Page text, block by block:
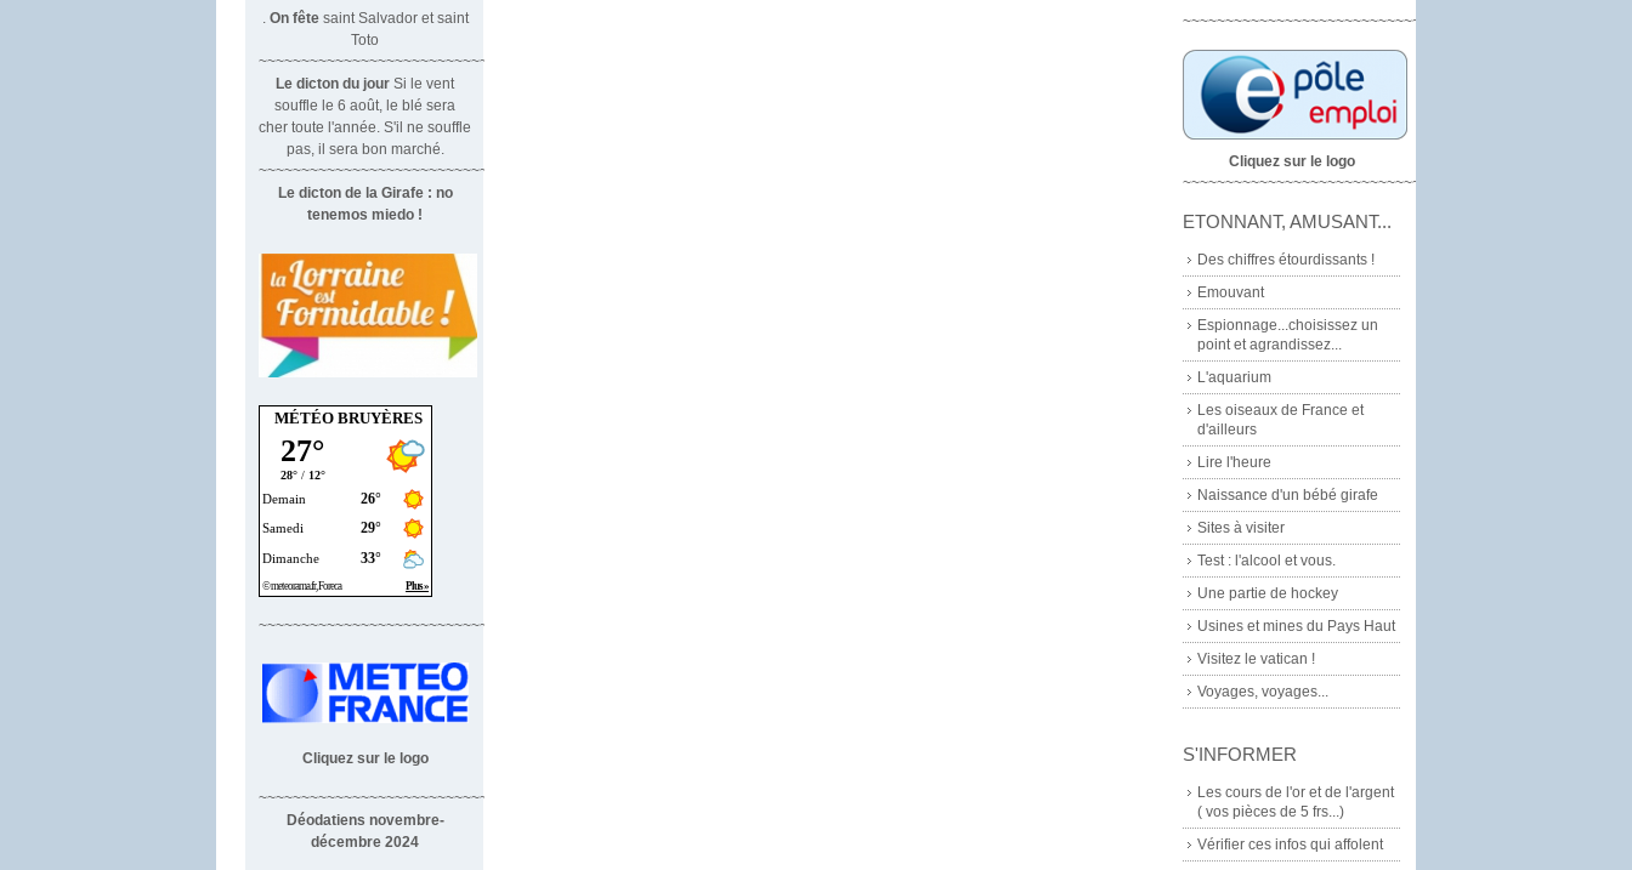
On fête saint Salvador et saint
Toto
~~~~~~~~~~~~~~~~~~~~~~~~~~~~~~
Le dicton du jour Si le vent
souffle le 6 août, le blé sera
cher toute l'année. S'il ne souffle
pas, il sera bon marché.
~~~~~~~~~~~~~~~~~~~~~~~~~~~~~~~
Le dicton de la Girafe : no
tenemos miedo !
MÉTÉO BRUYÈRES
~~~~~~~~~~~~~~~~~~~~~~~~~~~~
Cliquez sur le logo
~~~~~~~~~~~~~~~~~~~~~~~~~~~~~~~~~~~~
Déodatiens novembre-
décembre 2024
~~~~~~~~~~~~~~~~~~~~~~~~~~~~
Cliquez sur le logo
~~~~~~~~~~~~~~~~~~~~~~~~~~~~~
ETONNANT, AMUSANT...
Des chiffres étourdissants !
Emouvant
Espionnage...choisissez un
point et agrandissez...
L'aquarium
Les oiseaux de France et
d'ailleurs
Lire l'heure
Naissance d'un bébé girafe
Sites à visiter
Test : l'alcool et vous.
Une partie de hockey
Usines et mines du Pays Haut
Visitez le vatican !
Voyages, voyages...
S'INFORMER
Les cours de l'or et de l'argent
( vos pièces de 5 frs...)
Vérifier ces infos qui affolent